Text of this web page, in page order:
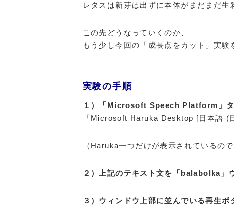
レタスは新芽は出ずに本体がまだまだ生
この先どうなっていくのか、
もう少し今回の「成長点をカット」実験
実験の手順
１）「Microsoft Speech Platform」タ
「Microsoft Haruka Desktop [日本語 (
（Haruka一つだけが表示されているの
２）上記のテキスト文を「balabolka」
３）ウィンドウ上部に並んでいる再生ボ